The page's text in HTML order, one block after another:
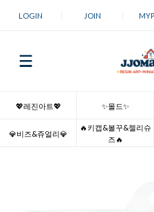
LOGIN JOIN
💖레진아트💖 ✨몰드✨
💎비즈&쥬얼리💎
🔥키캡&볼꾸&젤리슈
즈🔥